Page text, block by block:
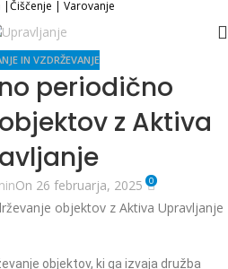
|Čiščenje | Varovanje
IN VZDRŽEVANJE
periodično
z Aktiva
On 26 februarja, 2025 0
objektov, ki ga izvaja družba